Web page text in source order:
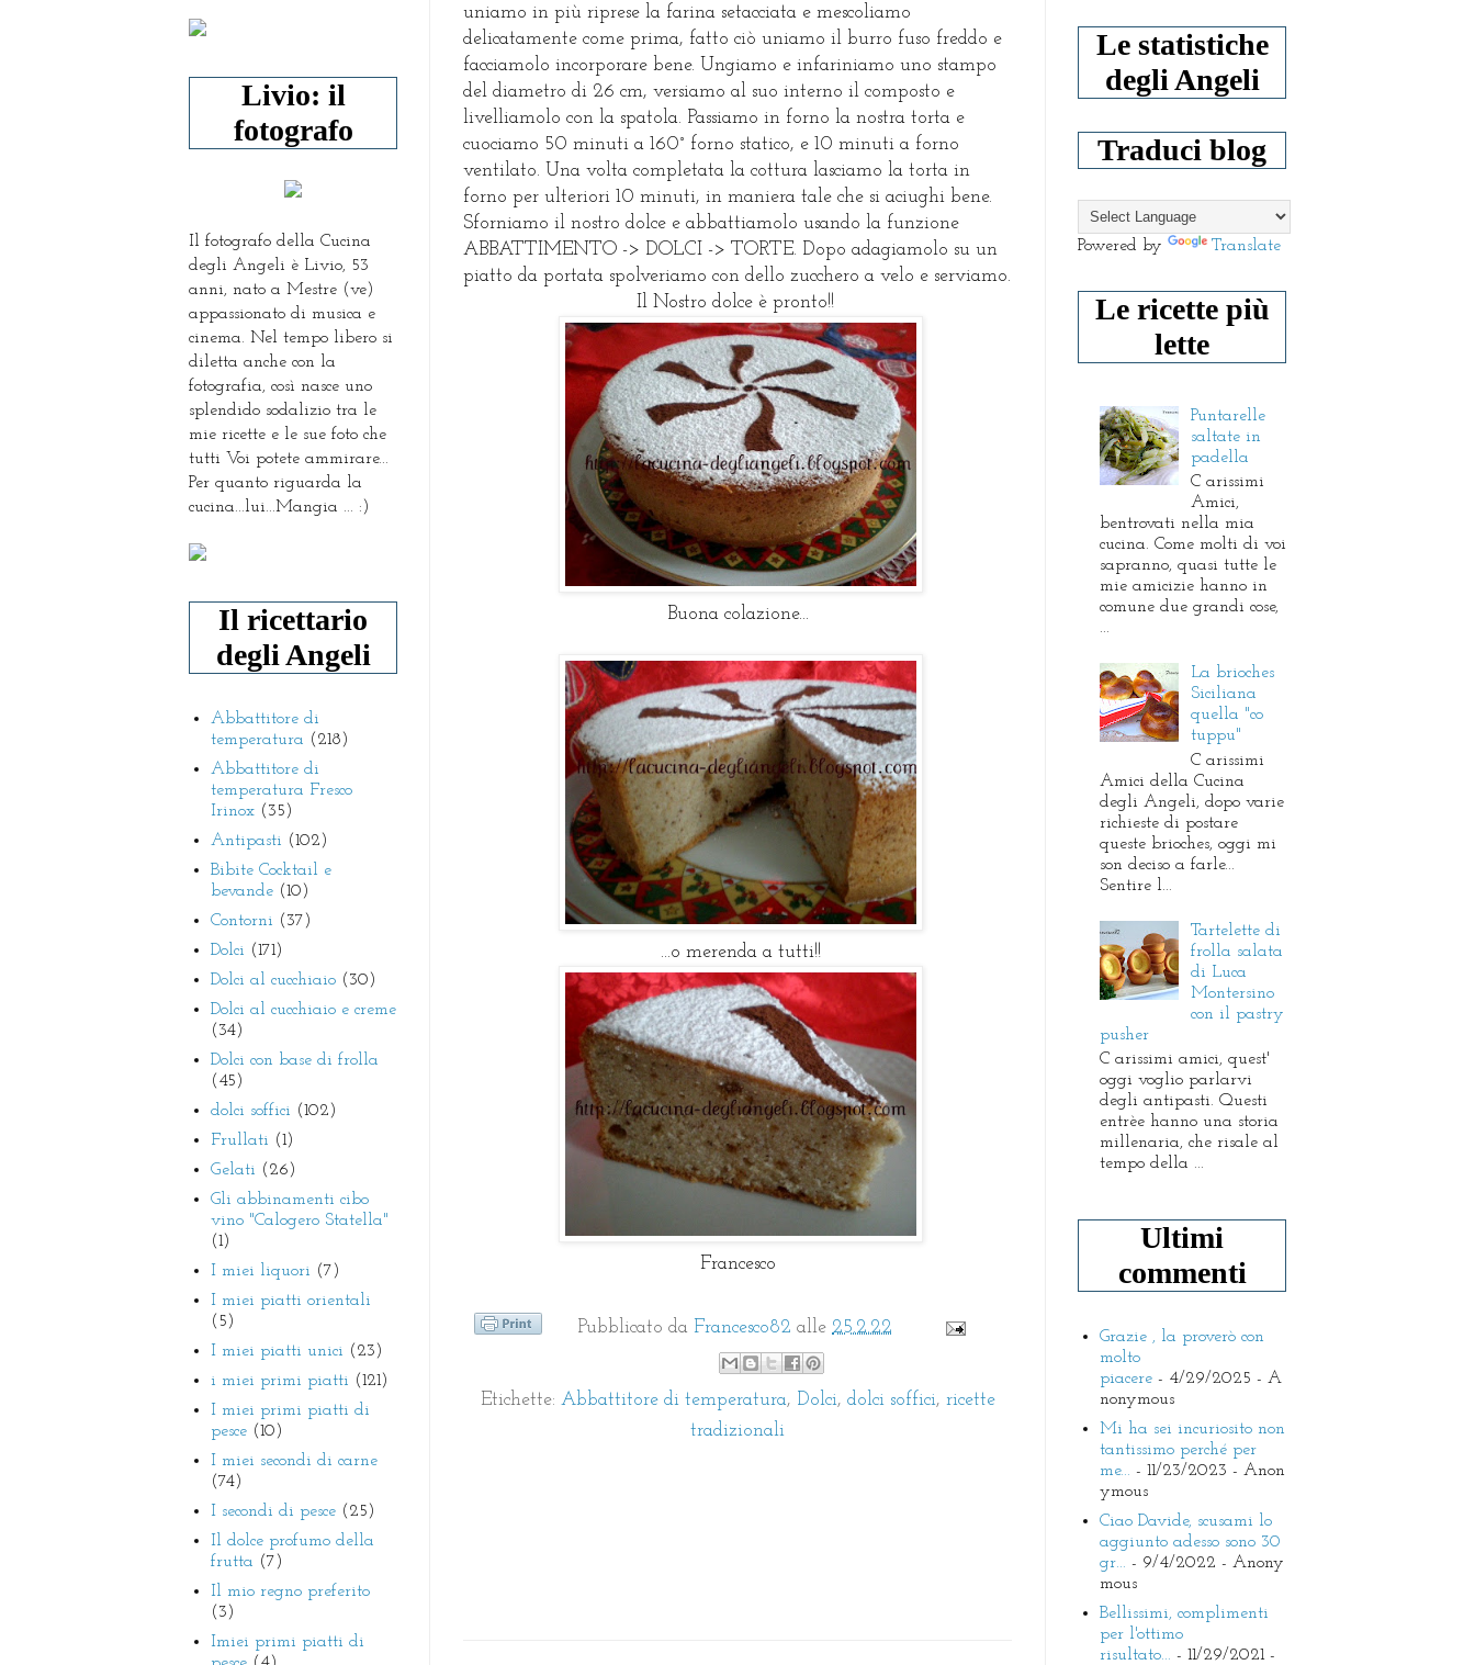
uniamo in più riprese la farina setacciata e mescoliamo
delicatamente come prima, fatto ciò uniamo il burro fuso freddo e
facciamolo incorporare bene. Ungiamo e infariniamo uno stampo
del diametro di 26 cm, versiamo al suo interno il composto e
livelliamolo con la spatola. Passiamo in forno la nostra torta e
cuociamo 50 minuti a 160° forno statico, e 10 minuti a forno
ventilato. Una volta completata la cottura lasciamo la torta in
forno per ulteriori 10 minuti, in maniera tale che si aciughi bene.
Sforniamo il nostro dolce e abbattiamolo usando la funzione
ABBATTIMENTO -> DOLCI -> TORTE. Dopo adagiamolo su un
piatto da portata spolveriamo con dello zucchero a velo e serviamo.
Il Nostro dolce è pronto!!
Buona colazione...
...o merenda a tutti!!
Francesco
Pubblicato da Francesco82 alle 25.2.22
Etichette: Abbattitore di temperatura, Dolci, dolci soffici, ricette
tradizionali
Livio: il
fotografo
Il fotografo della Cucina
degli Angeli è Livio, 53
anni, nato a Mestre (ve)
appassionato di musica e
cinema. Nel tempo libero si
diletta anche con la
fotografia, così nasce uno
splendido sodalizio tra le
mie ricette e le sue foto che
tutti Voi potete ammirare...
Per quanto riguarda la
cucina...lui...Mangia ... :)
Il ricettario
degli Angeli
Abbattitore di
temperatura (218)
Abbattitore di
temperatura Fresco
Irinox (35)
Antipasti (102)
Bibite Cocktail e
bevande (10)
Contorni (37)
Dolci (171)
Dolci al cucchiaio (30)
Dolci al cucchiaio e creme
(34)
Dolci con base di frolla
(45)
dolci soffici (102)
Frullati (1)
Gelati (26)
Gli abbinamenti cibo
vino "Calogero Statella"
(1)
I miei liquori (7)
I miei piatti orientali
(5)
I miei piatti unici (23)
i miei primi piatti (121)
I miei primi piatti di
pesce (10)
I miei secondi di carne
(74)
I secondi di pesce (25)
Il dolce profumo della
frutta (7)
Il mio regno preferito
(3)
Imiei primi piatti di
Le statistiche
degli Angeli
Traduci blog
Powered by Translate
Le ricette più
lette
Puntarelle
saltate in
padella
C arissimi
Amici,
bentrovati nella mia
cucina. Come molti di voi
sapranno, quasi tutte le
mie amicizie hanno in
comune due grandi cose,
...
La brioches
Siciliana
quella "co
tuppu"
C arissimi
Amici della Cucina
degli Angeli, dopo varie
richieste di postare
queste brioches, oggi mi
son deciso a farle...
Sentire l...
Tartelette di
frolla salata
di Luca
Montersino
con il pastry
pusher
C arissimi amici, quest'
oggi voglio parlarvi
degli antipasti. Questi
entrèe hanno una storia
millenaria, che risale al
tempo della ...
Ultimi
commenti
Grazie , la proverò con
molto
piacere - 4/29/2025 - A
nonymous
Mi ha sei incuriosito non
tantissimo perché per
me... - 11/23/2023 - Anon
ymous
Ciao Davide, scusami lo
aggiunto adesso sono 30
gr... - 9/4/2022 - Anony
mous
Bellissimi, complimenti
per l'ottimo
risultato... - 11/29/2021-